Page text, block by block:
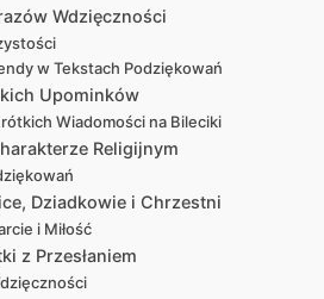
Wdzięczności
w Tekstach Podziękowań
Upominków
Wiadomości na Bileciki
Religijnym
Dziadkowie i Chrzestni
i Miłość
z Przesłaniem